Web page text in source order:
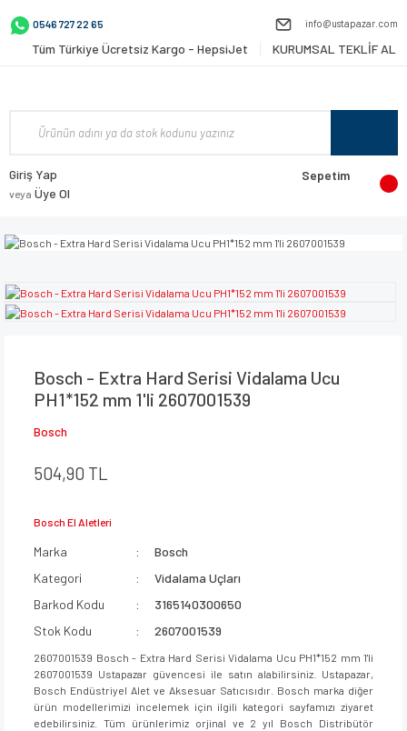
0546 727 22 65 info@ustapazar.com
Tüm Türkiye Ücretsiz Kargo - HepsiJet KURUMSAL TEKLİF AL
Giriş Yap
veya Üye Ol
Sepetim
Bosch - Extra Hard Serisi Vidalama Ucu
PH1*152 mm 1'li 2607001539
Bosch
504,90 TL
Bosch El Aletleri
Marka
Bosch
Kategori
Vidalama Uçları
Barkod Kodu
3165140300650
Stok Kodu
2607001539
2607001539 Bosch - Extra Hard Serisi Vidalama Ucu PH1*152 mm 1'li
2607001539 Ustapazar güvencesi ile satın alabilirsiniz. Ustapazar,
Bosch Endüstriyel Alet ve Aksesuar Satıcısıdır. Bosch marka diğer
ürün modellerimizi incelemek için ilgili kategori sayfamızı ziyaret
edebilirsiniz. Tüm ürünlerimiz orjinal ve 2 yıl Bosch Distribütör